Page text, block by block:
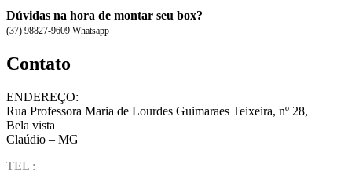
Dúvidas na hora de montar seu box?
(37) 98827-9609 Whatsapp
Contato
ENDEREÇO:
Rua Professora Maria de Lourdes Guimaraes Teixeira, nº 28,
Bela vista
Claúdio – MG
TEL :